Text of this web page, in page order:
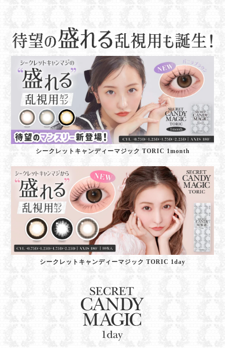
シークレットキャンディーマジック TORIC 1month
シークレットキャンディーマジック TORIC 1day